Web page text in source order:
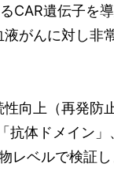
CAR遺伝子を
がんに対し
向上（再発防
体ドメイン
レベルで検証